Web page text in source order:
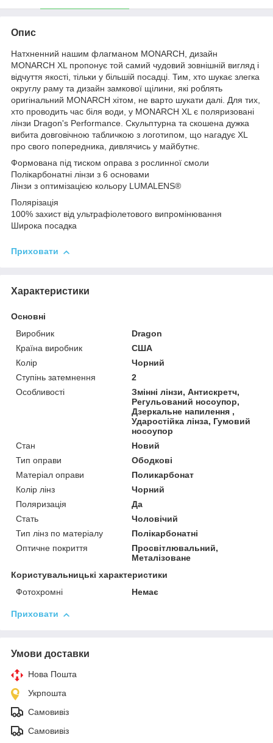
Опис
Натхненний нашим флагманом MONARCH, дизайн
MONARCH XL пропонує той самий чудовий зовнішній вигляд і
відчуття якості, тільки у більшій посадці. Тим, хто шукає злегка
округлу раму та дизайн замкової щілини, які роблять
оригінальний MONARCH хітом, не варто шукати далі. Для тих,
хто проводить час біля води, у MONARCH XL є поляризовані
лінзи Dragon's Performance. Скульптурна та скошена дужка
вибита довговічною табличкою з логотипом, що нагадує XL
про свого попередника, дивлячись у майбутнє.
Формована під тиском оправа з рослинної смоли
Полікарбонатні лінзи з 6 основами
Лінзи з оптимізацією кольору LUMALENS®
Полярізація
100% захист від ультрафіолетового випромінювання
Широка посадка
Приховати
Характеристики
Основні
Виробник
Dragon
Країна виробник
США
Колір
Чорний
Ступінь затемнення
2
Особливості
Змінні лінзи, Антискретч,
Регульований носоупор,
Дзеркальне напилення ,
Ударостійка лінза, Гумовий
носоупор
Стан
Новий
Тип оправи
Ободкові
Матеріал оправи
Поликарбонат
Колір лінз
Чорний
Поляризація
Да
Стать
Чоловічий
Тип лінз по матеріалу
Полікарбонатні
Оптичне покриття
Просвітлювальний,
Металізоване
Користувальницькі характеристики
Фотохромні
Немає
Приховати
Умови доставки
Нова Пошта
Укрпошта
Самовивіз
Самовивіз